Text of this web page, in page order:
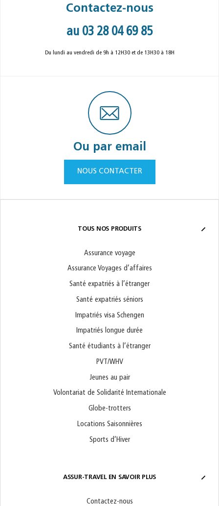
Contactez-nous
au 03 28 04 69 85
Du lundi au vendredi de 9h à 12H30 et de 13H30 à 18H
Ou par email
NOUS CONTACTER
TOUS NOS PRODUITS
Assurance voyage
Assurance Voyages d’affaires
Santé expatriés à l’étranger
Santé expatriés séniors
Impatriés visa Schengen
Impatriés longue durée
Santé étudiants à l’étranger
PVT/WHV
Jeunes au pair
Volontariat de Solidarité Internationale
Globe-trotters
Locations Saisonnières
Sports d’Hiver
ASSUR-TRAVEL EN SAVOIR PLUS
Contactez-nous